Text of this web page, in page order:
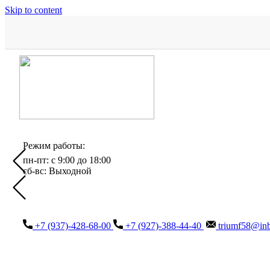
Skip to content
Режим работы:
пн-пт: с 9:00 до 18:00
сб-вс: Выходной
+7 (937)-428-68-00 +7 (927)-388-44-40